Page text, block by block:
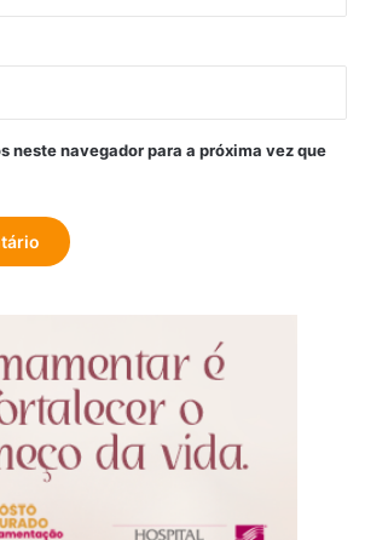
neste navegador para a próxima vez que